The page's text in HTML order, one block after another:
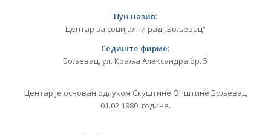
Пун назив:
Центар за социјални рад „Бољевац“
Седиште фирме:
Бољевац, ул. Краља Александра бр. 5
Центар је основан одлуком Скуштине Општине Бољевац
01.02.1980. године.